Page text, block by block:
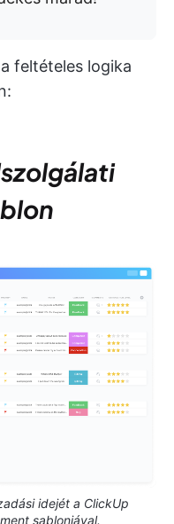
feltételes logika
idejét a ClickUp
sablonjával.